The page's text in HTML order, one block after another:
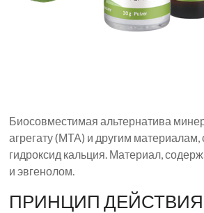
Биосовместимая альтернатива
агрегату (МТА) и другим
гидроксид кальция. Материал,
и эвгенолом.
ПРИНЦИП ДЕЙСТВИЯ